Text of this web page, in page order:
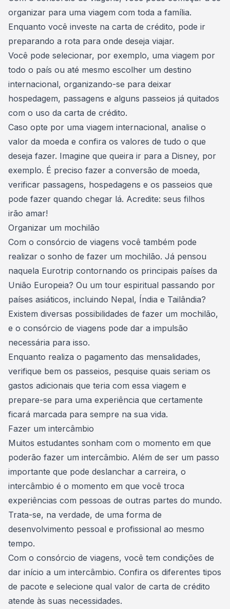
organizar para uma viagem com toda a família.
Enquanto você investe na carta de crédito, pode ir
preparando a rota para onde deseja viajar.
Você pode selecionar, por exemplo, uma viagem por
todo o país ou até mesmo escolher um destino
internacional, organizando-se para deixar
hospedagem, passagens e alguns passeios já quitados
com o uso da carta de crédito.
Caso opte por uma viagem internacional, analise o
valor da moeda e confira os valores de tudo o que
deseja fazer. Imagine que queira ir para a Disney, por
exemplo. É preciso fazer a conversão de moeda,
verificar passagens, hospedagens e os passeios que
pode fazer quando chegar lá. Acredite: seus filhos
irão amar!
Organizar um mochilão
Com o consórcio de viagens você também pode
realizar o sonho de fazer um mochilão. Já pensou
naquela Eurotrip contornando os principais países da
União Europeia? Ou um tour espiritual passando por
países asiáticos, incluindo Nepal, Índia e Tailândia?
Existem diversas possibilidades de fazer um mochilão,
e o consórcio de viagens pode dar a impulsão
necessária para isso.
Enquanto realiza o pagamento das mensalidades,
verifique bem os passeios, pesquise quais seriam os
gastos adicionais que teria com essa viagem e
prepare-se para uma experiência que certamente
ficará marcada para sempre na sua vida.
Fazer um intercâmbio
Muitos estudantes sonham com o momento em que
poderão fazer um intercâmbio. Além de ser um passo
importante que pode deslanchar a carreira, o
intercâmbio é o momento em que você troca
experiências com pessoas de outras partes do mundo.
Trata-se, na verdade, de uma forma de
desenvolvimento pessoal e profissional ao mesmo
tempo.
Com o consórcio de viagens, você tem condições de
dar início a um intercâmbio. Confira os diferentes tipos
de pacote e selecione qual valor de carta de crédito
atende às suas necessidades.